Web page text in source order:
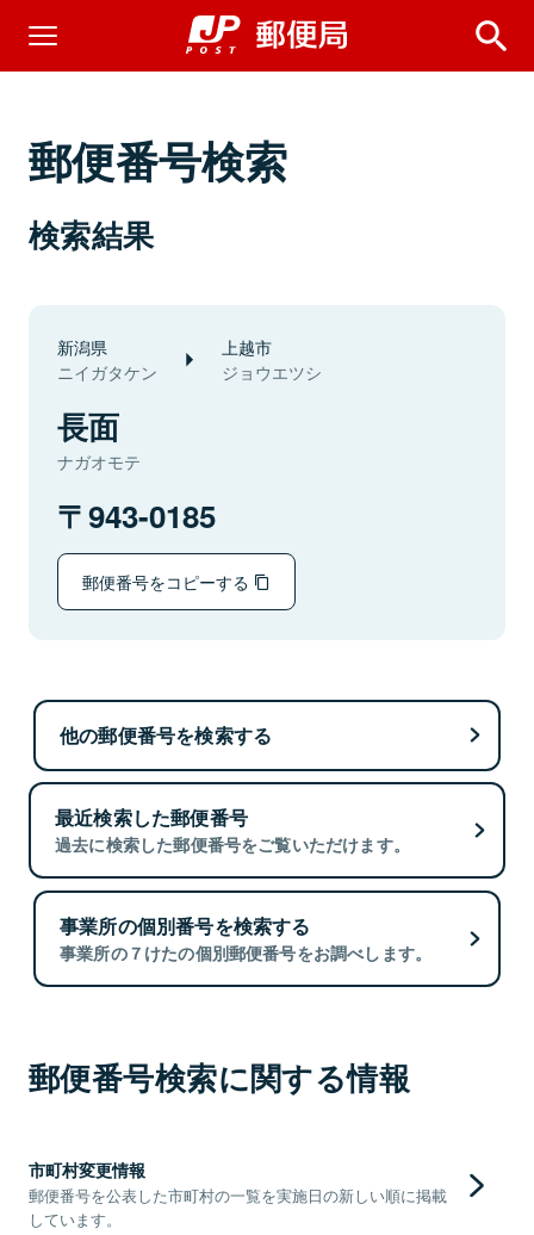
郵便番号検索
検索結果
新潟県
ニイガタケン
上越市
ジョウエツシ
長面
ナガオモテ
943-0185
郵便番号をコピーする
他の郵便番号を検索する
最近検索した郵便番号
過去に検索した郵便番号をご覧いただけます。
事業所の個別番号を検索する
事業所の７けたの個別郵便番号をお調べします。
郵便番号検索に関する情報
市町村変更情報
郵便番号を公表した市町村の一覧を実施日の新しい順に掲載
しています。